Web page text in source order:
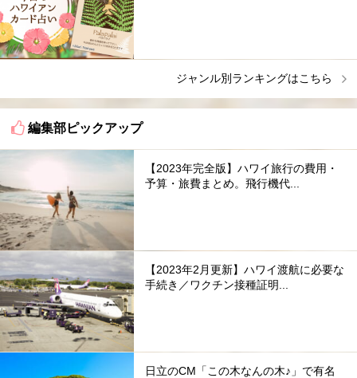
ジャンル別ランキングはこちら
編集部ピックアップ
【2023年完全版】ハワイ旅行の費用・
予算・旅費まとめ。飛行機代...
【2023年2月更新】ハワイ渡航に必要な
手続き／ワクチン接種証明...
日立のCM「この木なんの木♪」で有名